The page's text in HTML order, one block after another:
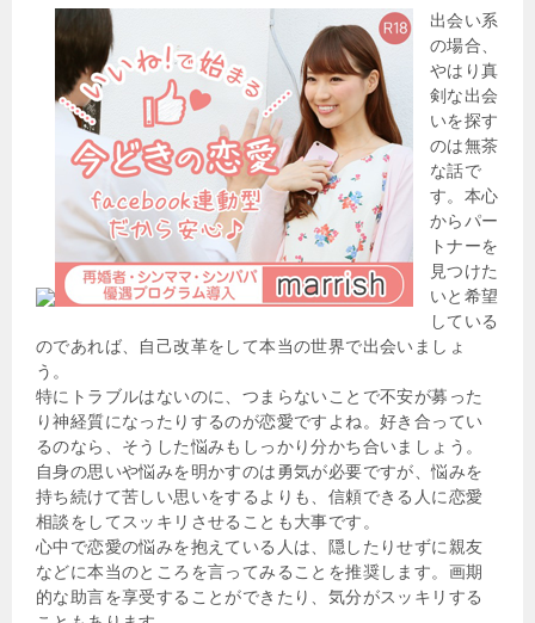
出会い系
の場合、
やはり真
剣な出会
いを探す
のは無茶
な話で
す。本心
からパー
トナーを
見つけた
いと希望
している
のであれば、自己改革をして本当の世界で出会いましょ
う。
特にトラブルはないのに、つまらないことで不安が募った
り神経質になったりするのが恋愛ですよね。好き合ってい
るのなら、そうした悩みもしっかり分かち合いましょう。
自身の思いや悩みを明かすのは勇気が必要ですが、悩みを
持ち続けて苦しい思いをするよりも、信頼できる人に恋愛
相談をしてスッキリさせることも大事です。
心中で恋愛の悩みを抱えている人は、隠したりせずに親友
などに本当のところを言ってみることを推奨します。画期
的な助言を享受することができたり、気分がスッキリする